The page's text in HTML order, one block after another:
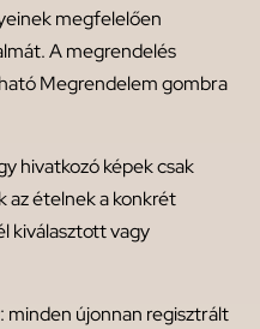
megfelelően
A megrendelés
Megrendelem gombra
hivatkozó képek csak
az ételnek a konkrét
kiválasztott vagy
minden újonnan regisztrált